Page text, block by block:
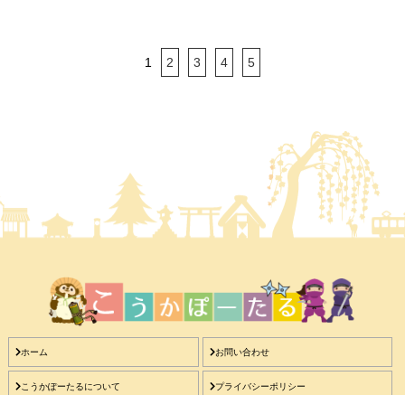
1 2 3 4 5
ホーム お問い合わせ
こうかぽーたるについて プライバシーポリシー